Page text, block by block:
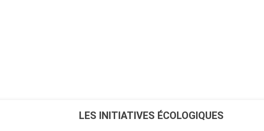
LES INITIATIVES ÉCOLOGIQUES